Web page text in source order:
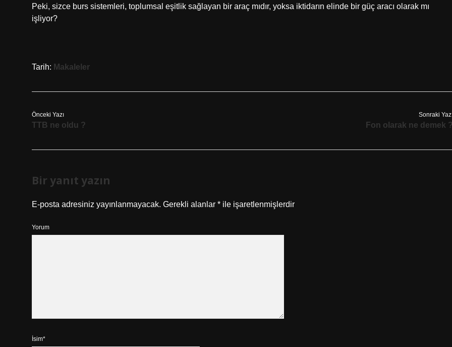
Peki, sizce burs sistemleri, toplumsal eşitlik sağlayan bir araç mıdır, yoksa iktidarın elinde bir güç aracı olarak mı
işliyor?
Tarih: Makaleler
Önceki Yazı
TTB ne oldu ?
Sonraki
Fon olarak ne demek
Bir yanıt yazın
E-posta adresiniz yayınlanmayacak. Gerekli alanlar * ile işaretlenmişlerdir
Yorum
İsim*